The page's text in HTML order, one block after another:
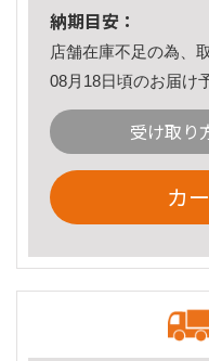
納期目安：
店舗在庫不足の為、
08月18日頃のお届け
受け取り
カ